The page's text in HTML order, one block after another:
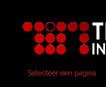
Selecteer een pagina